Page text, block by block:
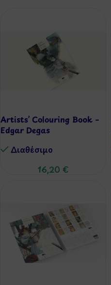
Artists’ Colouring Book –
Edgar Degas
Διαθέσιμo
16,20 €